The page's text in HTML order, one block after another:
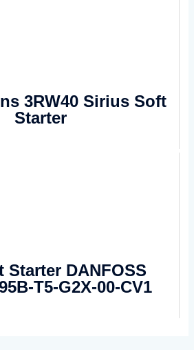
3RW40 Sirius Soft
Starter
Starter DANFOSS
T5-G2X-00-CV1